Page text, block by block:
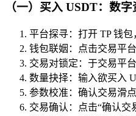
（一）买入 USDT：数
平台探寻：打开 TP 钱包
钱包联姻：点击交易平
交易对锁定：于交易平
数量抉择：输入欲买入
参数校准：确认交易滑
交易确认：点击“确认交